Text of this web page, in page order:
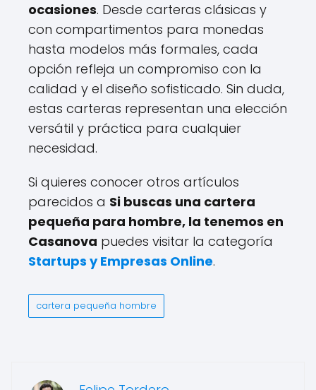
ocasiones. Desde carteras clásicas y
con compartimentos para monedas
hasta modelos más formales, cada
opción refleja un compromiso con la
calidad y el diseño sofisticado. Sin duda,
estas carteras representan una elección
versátil y práctica para cualquier
necesidad.
Si quieres conocer otros artículos
parecidos a Si buscas una cartera
pequeña para hombre, la tenemos en
Casanova puedes visitar la categoría
Startups y Empresas Online.
cartera pequeña hombre